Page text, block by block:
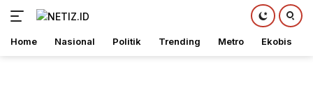
Home Nasional Politik Trending Metro Ekobis